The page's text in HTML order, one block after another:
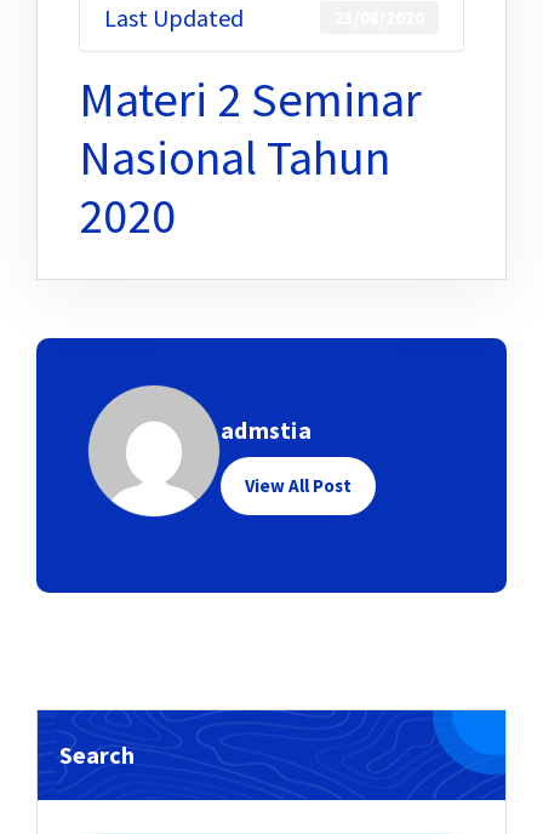
Last Updated
Materi 2 Seminar
Nasional Tahun
2020
admstia
View All Post
Search